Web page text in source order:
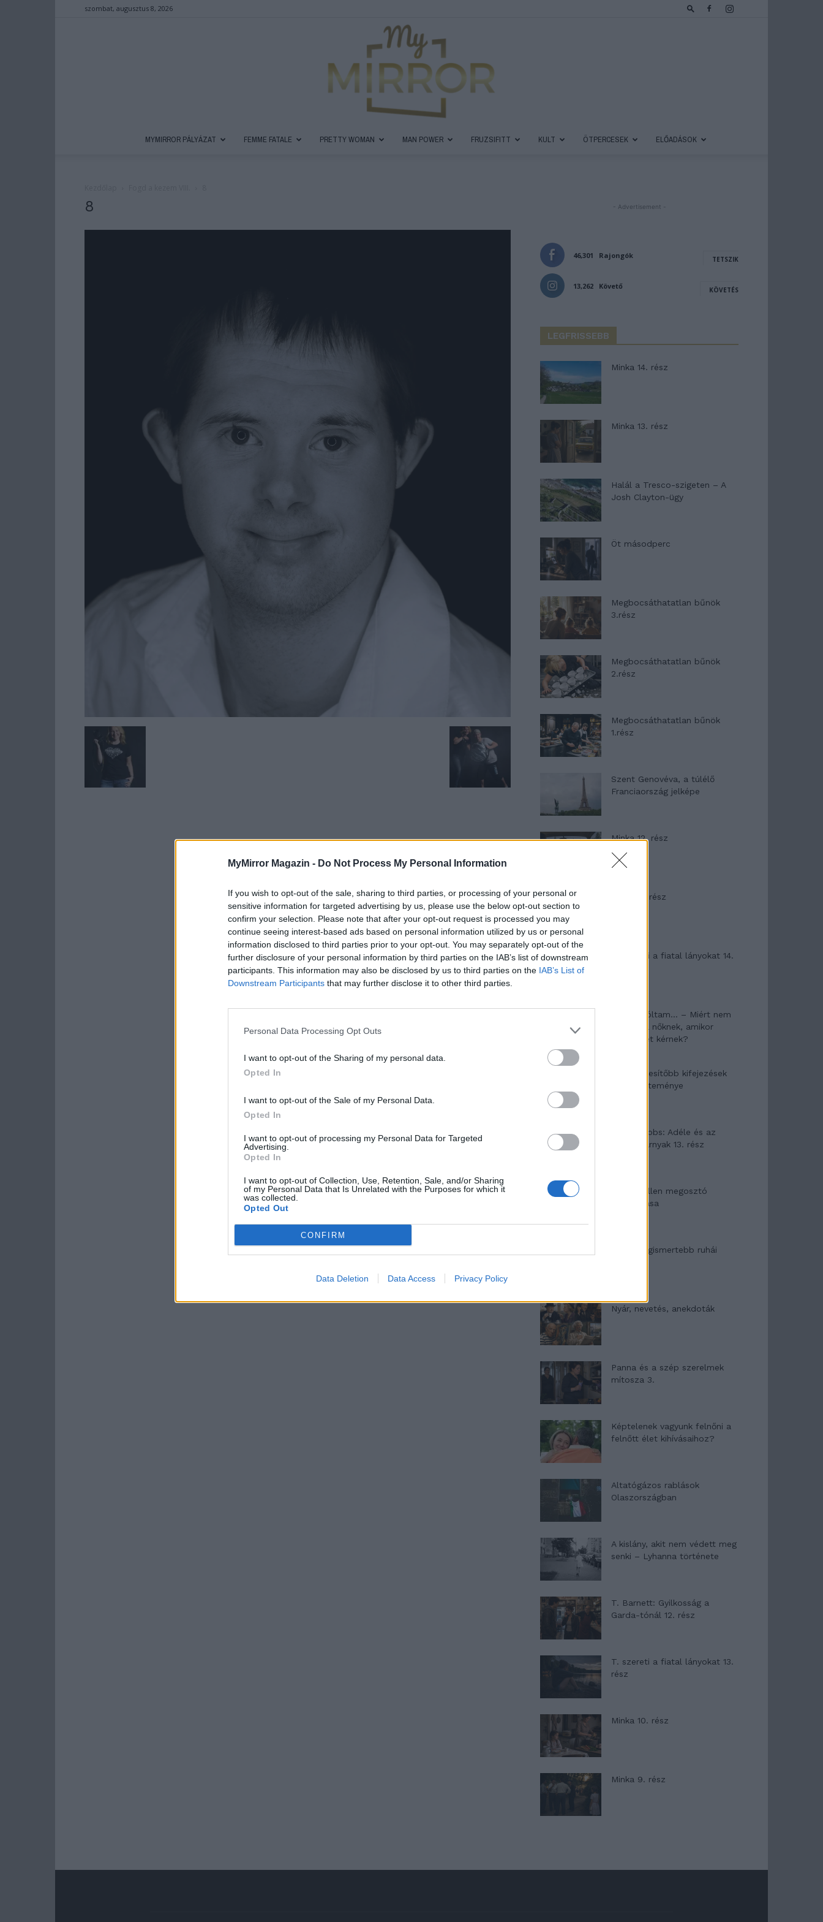
MyMirror Magazin - Do Not Process My Personal Information
If you wish to opt-out of the sale, sharing to third parties, or processing of your personal or
sensitive information for targeted advertising by us, please use the below opt-out section to
confirm your selection. Please note that after your opt-out request is processed you may
continue seeing interest-based ads based on personal information utilized by us or personal
information disclosed to third parties prior to your opt-out. You may separately opt-out of the
further disclosure of your personal information by third parties on the IAB’s list of downstream
participants. This information may also be disclosed by us to third parties on the IAB’s List of
Downstream Participants that may further disclose it to other third parties.
Personal Data Processing Opt Outs
I want to opt-out of the Sharing of my personal data.
Opted In
I want to opt-out of the Sale of my Personal Data.
Opted In
I want to opt-out of processing my Personal Data for Targeted
Advertising.
Opted In
I want to opt-out of Collection, Use, Retention, Sale, and/or Sharing
of my Personal Data that Is Unrelated with the Purposes for which it
was collected.
Opted Out
CONFIRM
Data Deletion Data Access Privacy Policy
szombat, augusztus 8, 2026
MYMIRROR PÁLYÁZAT FEMME FATALE PRETTY WOMAN MAN POWER FRUZSIFITT KULT ÖTPERCESEK ELŐADÁSOK
8 - Advertisement -
46,301 Rajongók TETSZIK
13,262 Követő KÖVETÉS
LEGFRISSEBB
Minka 14. rész
Minka 13. rész
Halál a Tresco-szigeten – A
Josh Clayton-ügy
Öt másodperc
Megbocsáthatatlan bűnök
3.rész
Megbocsáthatatlan bűnök
2.rész
Megbocsáthatatlan bűnök
1.rész
Szent Genovéva, a túlélő
Franciaország jelképe
Minka 12. rész
Minka 11. rész
T. szereti a fiatal lányokat 14.
Pedig szóltam… – Miért nem
hiszünk a nőknek, amikor
segítséget kérnek?
A legidegesítőbb kifejezések
laza gyűjteménye
Elyna Robbs: Adéle és az
örökölt árnyak 13. rész
Woody Allen megosztó
zsenialitása
A világ legismertebb ruhái
Nyár, nevetés, anekdoták
Panna és a szép szerelmek
mítosza 3.
Képtelenek vagyunk felnőni a
felnőtt élet kihívásaihoz?
Altatógázos rablások
Olaszországban
A kislány, akit nem védett meg
senki – Lyhanna története
T. Barnett: Gyilkosság a
Garda-tónál 12. rész
T. szereti a fiatal lányokat 13.
rész
Minka 10. rész
Minka 9. rész